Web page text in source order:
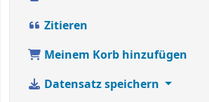
Zitieren
Meinem Korb hinzufügen
Datensatz speichern